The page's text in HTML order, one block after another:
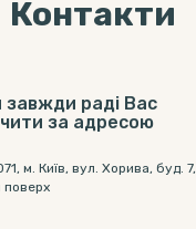
Контакти
завжди раді Вас
за адресою
м. Київ, вул. Хорива, буд. 7,
поверх